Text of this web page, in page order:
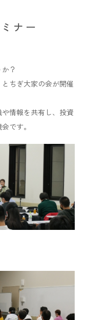
ナー
？
ちぎ大家の会が開催
情報を共有し、投資
です。